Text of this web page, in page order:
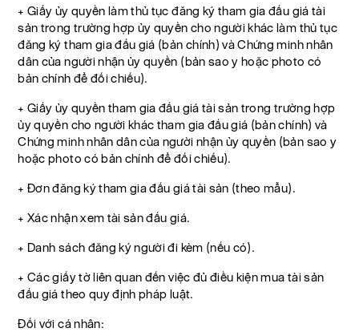
+ Giấy ủy quyền làm thủ tục đăng ký tham gia đấu giá tài
sản trong trường hợp ủy quyền cho người khác làm thủ tục
đăng ký tham gia đấu giá (bản chính) và Chứng minh nhân
dân của người nhận ủy quyền (bản sao y hoặc photo có
bản chính để đối chiếu).
+ Giấy ủy quyền tham gia đấu giá tài sản trong trường hợp
ủy quyền cho người khác tham gia đấu giá (bản chính) và
Chứng minh nhân dân của người nhận ủy quyền (bản sao y
hoặc photo có bản chính để đối chiếu).
+ Đơn đăng ký tham gia đấu giá tài sản (theo mẫu).
+ Xác nhận xem tài sản đấu giá.
+ Danh sách đăng ký người đi kèm (nếu có).
+ Các giấy tờ liên quan đến việc đủ điều kiện mua tài sản
đấu giá theo quy định pháp luật.
Đối với cá nhân: